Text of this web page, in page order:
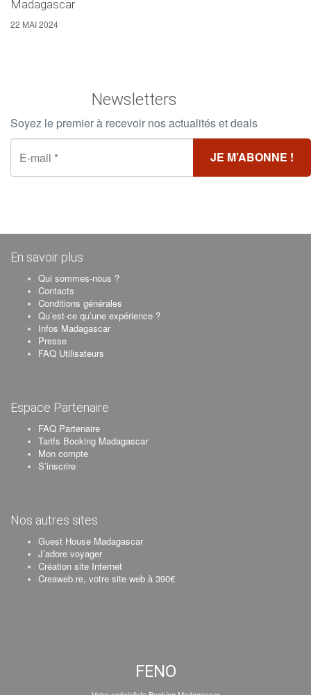
Madagascar
22 MAI 2024
Newsletters
Soyez le premier à recevoir nos actualités et deals
En savoir plus
Qui sommes-nous ?
Contacts
Conditions générales
Qu’est-ce qu’une expérience ?
Infos Madagascar
Presse
FAQ Utilisateurs
Espace Partenaire
FAQ Partenaire
Tarifs Booking Madagascar
Mon compte
S’inscrire
Nos autres sites
Guest House Madagascar
J’adore voyager
Création site Internet
Creaweb.re, votre site web à 390€
FENO